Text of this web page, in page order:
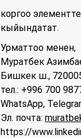
коргоо
кыйындатат.
Урматтоо менен,
Муратбек
Бишкек ш.,
тел.: +996 700
WhatsApp,
Эл. почта:
https://